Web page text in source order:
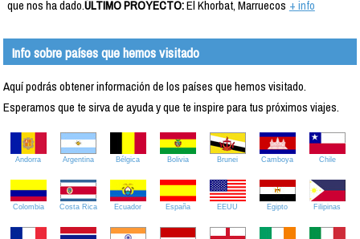
que nos ha dado.ÚLTIMO PROYECTO:El Khorbat, Marruecos + info
Info sobre países que hemos visitado
Aquí podrás obtener información de los países que hemos visitado.
Esperamos que te sirva de ayuda y que te inspire para tus próximos viajes.
Andorra Argentina Bélgica Bolivia Brunei Camboya Chile
Colombia Costa Rica Ecuador España EEUU Egipto Filipinas